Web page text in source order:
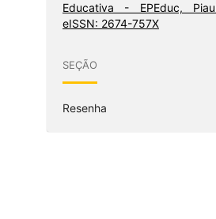
Educativa - EPEduc,
eISSN: 2674-757X
SEÇÃO
Resenha